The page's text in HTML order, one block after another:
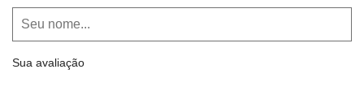
Sua avaliação